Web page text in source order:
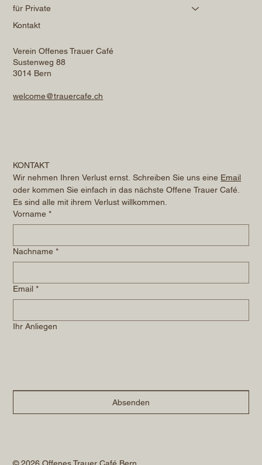
für Private
Kontakt
Verein Offenes Trauer Café
Sustenweg 88
3014 Bern
welcome@trauercafe.ch
KONTAKT
Wir nehmen Ihren Verlust ernst. Schreiben Sie uns eine Email
oder kommen Sie einfach in das nächste Offene Trauer Café.
Es sind alle mit ihrem Verlust willkommen.
Vorname *
Nachname *
Email *
Ihr Anliegen
Absenden